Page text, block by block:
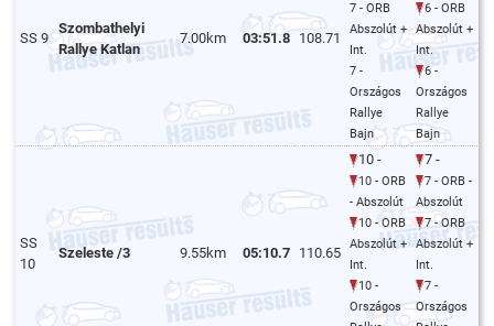
SS 9
Szombathelyi
Rallye Katlan
7.00km 03:51.8 108.71
7 - ORB
Abszolút +
Int.
7 -
Országos
Rallye
Bajn
6 - ORB
Abszolút +
Int.
6 -
Országos
Rallye
Bajn
SS
10
Szeleste /3 9.55km 05:10.7 110.65
10 -
10 - ORB
- Abszolút
10 - ORB
Abszolút +
Int.
10 -
Országos
7 -
7 - ORB -
Abszolút
7 - ORB
Abszolút +
Int.
7 -
Országos